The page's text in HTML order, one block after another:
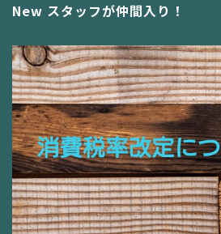
New スタッフが仲間入り！